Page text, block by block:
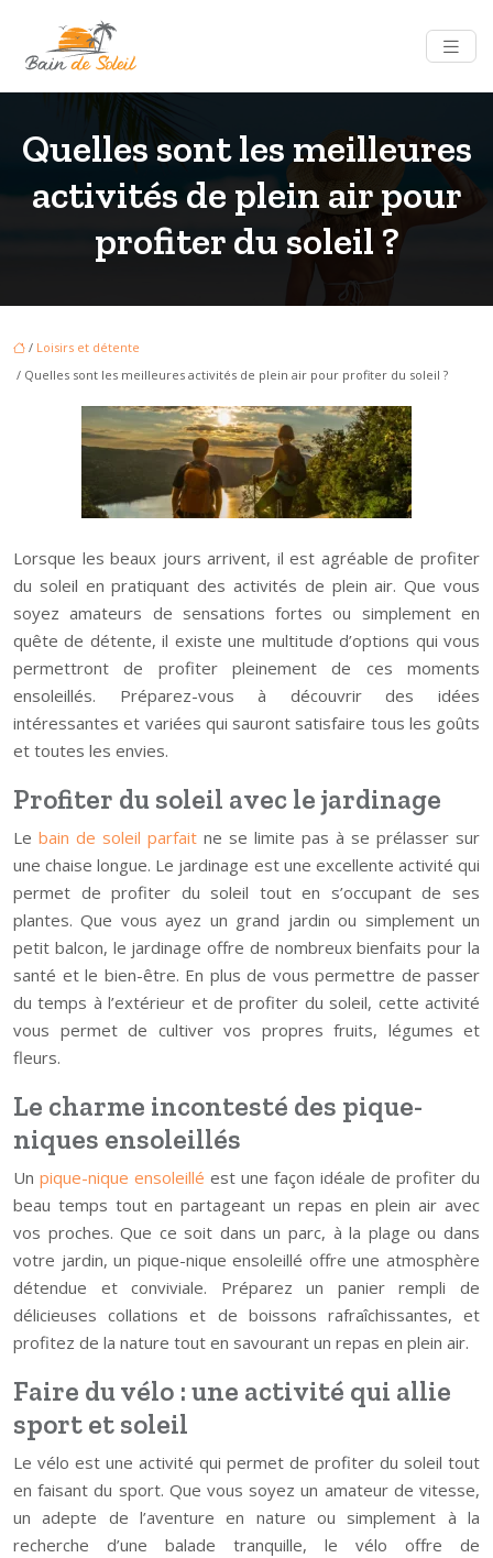
Quelles sont les meilleures
activités de plein air pour
profiter du soleil ?
/ Loisirs et détente
/ Quelles sont les meilleures activités de plein air pour profiter du soleil ?
Lorsque les beaux jours arrivent, il est agréable de profiter
du soleil en pratiquant des activités de plein air. Que vous
soyez amateurs de sensations fortes ou simplement en
quête de détente, il existe une multitude d’options qui vous
permettront de profiter pleinement de ces moments
ensoleillés. Préparez-vous à découvrir des idées
intéressantes et variées qui sauront satisfaire tous les goûts
et toutes les envies.
Profiter du soleil avec le jardinage
Le bain de soleil parfait ne se limite pas à se prélasser sur
une chaise longue. Le jardinage est une excellente activité qui
permet de profiter du soleil tout en s’occupant de ses
plantes. Que vous ayez un grand jardin ou simplement un
petit balcon, le jardinage offre de nombreux bienfaits pour la
santé et le bien-être. En plus de vous permettre de passer
du temps à l’extérieur et de profiter du soleil, cette activité
vous permet de cultiver vos propres fruits, légumes et
fleurs.
Le charme incontesté des pique-
niques ensoleillés
Un pique-nique ensoleillé est une façon idéale de profiter du
beau temps tout en partageant un repas en plein air avec
vos proches. Que ce soit dans un parc, à la plage ou dans
votre jardin, un pique-nique ensoleillé offre une atmosphère
détendue et conviviale. Préparez un panier rempli de
délicieuses collations et de boissons rafraîchissantes, et
profitez de la nature tout en savourant un repas en plein air.
Faire du vélo : une activité qui allie
sport et soleil
Le vélo est une activité qui permet de profiter du soleil tout
en faisant du sport. Que vous soyez un amateur de vitesse,
un adepte de l’aventure en nature ou simplement à la
recherche d’une balade tranquille, le vélo offre de